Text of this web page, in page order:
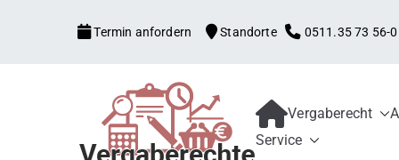
Termin anfordern Standorte 0511.35 73 56-0
Kanzlei mit
Begleitung aller
Schwellenwerte,
Vergaberecht
Service